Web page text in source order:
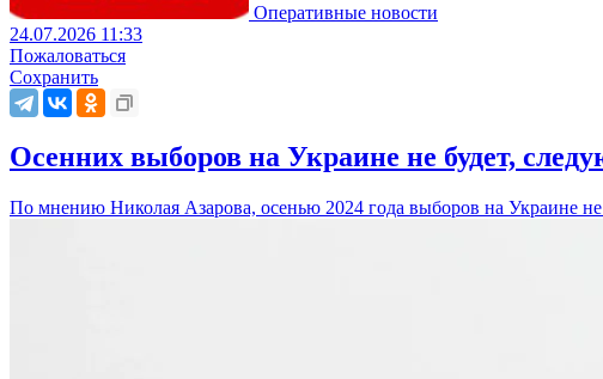
Оперативные новости
24.07.2026 11:33
Пожаловаться
Сохранить
Осенних выборов на Украине не будет,
По мнению Николая Азарова, осенью 2024 года выборов на Украине